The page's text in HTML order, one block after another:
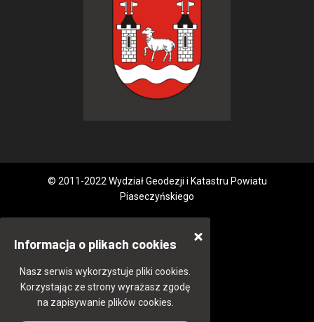
© 2011-2022 Wydział Geodezji i Katastru Powiatu
Piaseczyńskiego
Informacja o plikach cookies
Nasz serwis wykorzystuje pliki cookies.
Korzystając ze strony wyrażasz zgodę
na zapisywanie plików cookies.